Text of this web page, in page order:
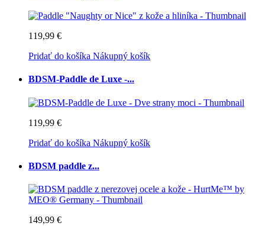
119,99 €
Pridať do košíka Nákupný košík
BDSM-Paddle de Luxe -...
119,99 €
Pridať do košíka Nákupný košík
BDSM paddle z...
149,99 €